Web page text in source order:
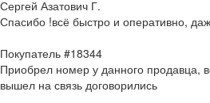
Сергей Азатович Г.
Спасибо !всё быстро и оперативно,
Покупатель #18344
Приобрел номер у данного продавца,
вышел на связь договорились